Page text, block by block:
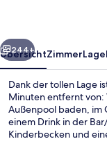
Weiter
244+
ÜbersichtZimmerLage
Dank der tollen Lage
Minuten entfernt von:
Außenpool baden, im
einem Drink in der
Kinderbecken und